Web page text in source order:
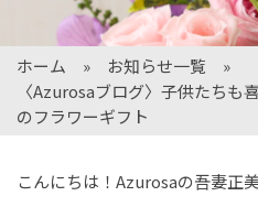
ホーム
お知らせ一覧
〈Azurosaブログ〉子供たちも
のフラワーギフト
こんにちは！Azurosaの吾妻正美